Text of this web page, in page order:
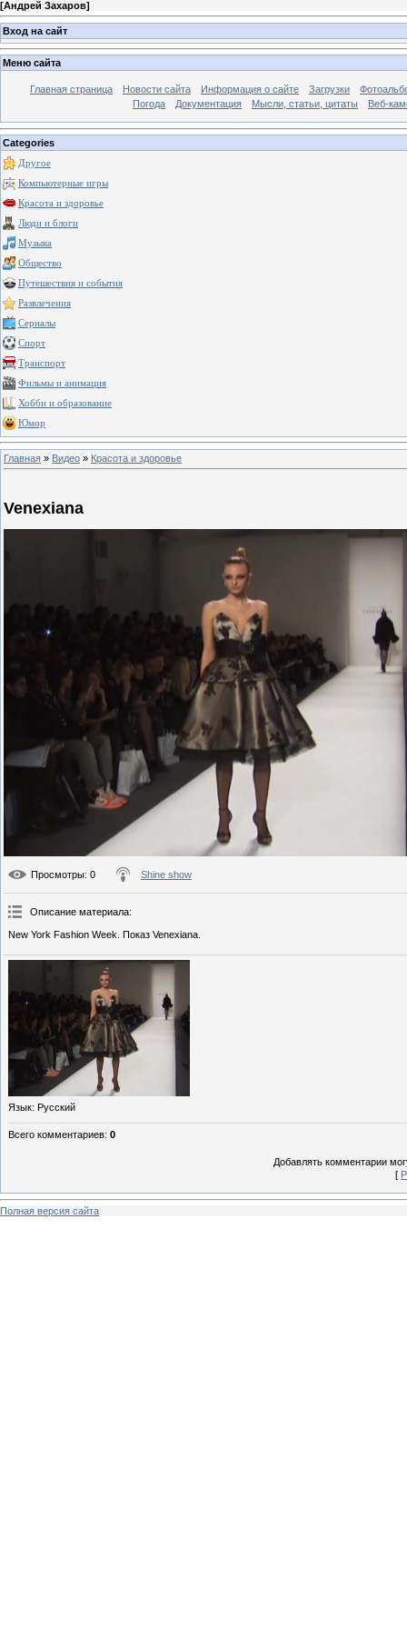
[Андрей Захаров]
Вход на сайт
Меню сайта
Главная страница Новости сайта Информация о сайте Загрузки
Погода
Документация Мысли, статьи, цитаты Веб-
Categories
Другое
Компьютерные игры
Красота и здоровье
Люди и блоги
Музыка
Общество
Путешествия и события
Развлечения
Сериалы
Спорт
Транспорт
Фильмы и анимация
Хобби и образование
Юмор
Главная » Видео » Красота и здоровье
Venexiana
Просмотры: 0 Shine show
Описание материала:
New York Fashion Week. Показ Venexiana.
Язык: Русский
Всего комментариев: 0
Добавлять комментарии
[
Полная версия сайта